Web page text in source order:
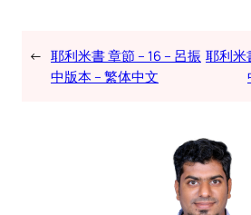
← 耶利米書 章節 – 16 – 呂振
中版本 – 繁体中文
耶利米